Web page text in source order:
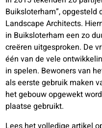
Buiksloterham”, opgesteld
Landscape Architects.
in Buiksloterham een zo
creëren uitgesproken. De
één van de vele
in spelen. Bewoners van
als eerste gebruik maken
het gebouw opgewekt
plaatse gebruikt.